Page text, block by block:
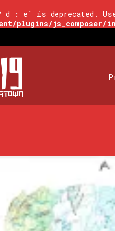
? d : e` is
plugins/